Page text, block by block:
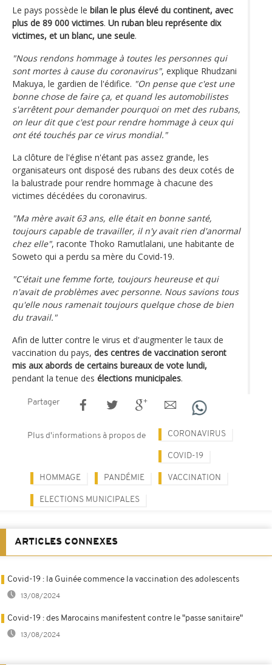
Le pays possède le bilan le plus élevé du continent, avec
plus de 89 000 victimes. Un ruban bleu représente dix
victimes, et un blanc, une seule.
"Nous rendons hommage à toutes les personnes qui
sont mortes à cause du coronavirus", explique Rhudzani
Makuya, le gardien de l'édifice. "On pense que c'est une
bonne chose de faire ça, et quand les automobilistes
s'arrêtent pour demander pourquoi on met des rubans,
on leur dit que c'est pour rendre hommage à ceux qui
ont été touchés par ce virus mondial."
La clôture de l'église n'étant pas assez grande, les
organisateurs ont disposé des rubans des deux cotés de
la balustrade pour rendre hommage à chacune des
victimes décédées du coronavirus.
"Ma mère avait 63 ans, elle était en bonne santé,
toujours capable de travailler, il n'y avait rien d'anormal
chez elle", raconte Thoko Ramutlalani, une habitante de
Soweto qui a perdu sa mère du Covid-19.
"C'était une femme forte, toujours heureuse et qui
n'avait de problèmes avec personne. Nous savions tous
qu'elle nous ramenait toujours quelque chose de bien
du travail."
Afin de lutter contre le virus et d'augmenter le taux de
vaccination du pays, des centres de vaccination seront
mis aux abords de certains bureaux de vote lundi,
pendant la tenue des élections municipales.
Partager
Plus d'informations à propos de CORONAVIRUS
COVID-19
HOMMAGE PANDÉMIE VACCINATION
ELECTIONS MUNICIPALES
ARTICLES CONNEXES
Covid-19 : la Guinée commence la vaccination des adolescents
13/08/2024
Covid-19 : des Marocains manifestent contre le "passe sanitaire"
13/08/2024